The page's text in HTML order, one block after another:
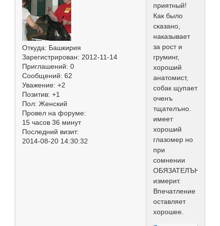
Откуда: Башкирия
Зарегистрирован: 2012-11-14
Приглашений: 0
Сообщений: 62
Уважение: +2
Позитив: +1
Пол: Женский
Провел на форуме:
15 часов 36 минут
Последний визит:
2014-08-20 14:30:32
приятный!
Как было
сказано,
наказывает
за рост и
груминг,
хороший
анатомист,
собак щупает
оченъ
тщателъно.
имеет
хороший
глазомер но
при
сомнении
ОБЯЗАТЕЛЪНО
измерит.
Впечатление
оставляет
хорошее.